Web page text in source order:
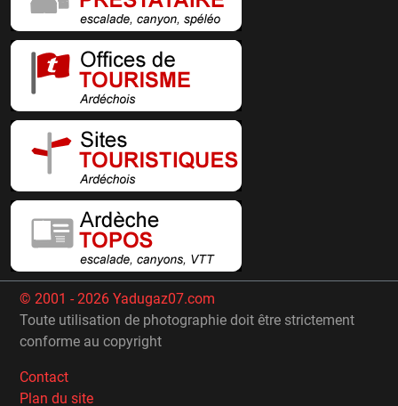
© 2001 - 2026 Yadugaz07.com
Toute utilisation de photographie doit être strictement
conforme au copyright
Contact
Plan du site